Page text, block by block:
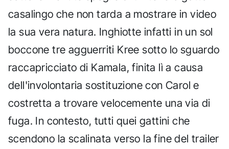
casalingo che non tarda a mostrare in video
la sua vera natura. Inghiotte infatti in un sol
boccone tre agguerriti Kree sotto lo sguardo
raccapricciato di Kamala, finita lì a causa
dell'involontaria sostituzione con Carol e
costretta a trovare velocemente una via di
fuga. In contesto, tutti quei gattini che
scendono la scalinata verso la fine del trailer